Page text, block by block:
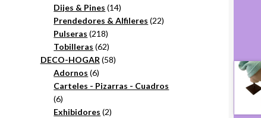
Dijes & Pines 1414
productos
Prendedores & Alfileres 2222
Pulseras 218218
productos
Tobilleras 6262
productos
DECO-HOGAR 5858
Adornos 66
productos
Carteles - Pizarras - Cuadros
66
productos
Exhibidores 22